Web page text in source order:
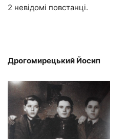
2 невідомі повстанці.
Дрогомирецький Йосип